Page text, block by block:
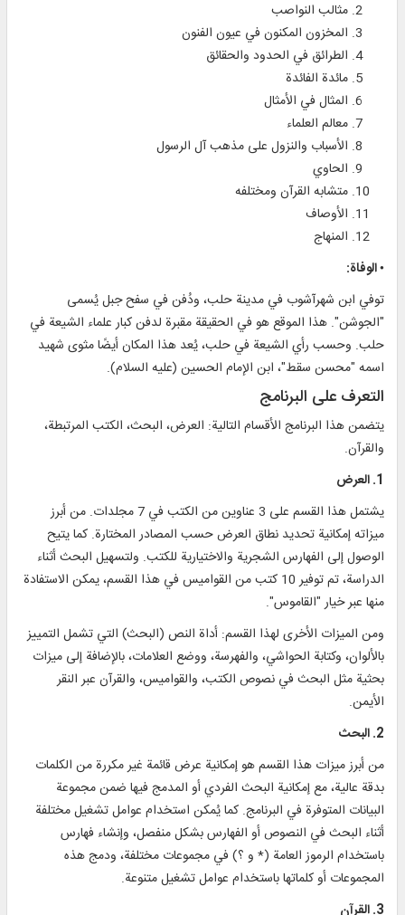
مثالب النواصب
المخزون المكنون في عيون الفنون
الطرائق في الحدود والحقائق
مائدة الفائدة
المثال في الأمثال
معالم العلماء
الأسباب والنزول على مذهب آل الرسول
الحاوي
متشابه القرآن ومختلفه
الأوصاف
المنهاج
• الوفاة:
توفي ابن شهرآشوب في مدينة حلب، ودُفن في سفح جبل يُسمى
"الجوشن". هذا الموقع هو في الحقيقة مقبرة لدفن كبار علماء الشيعة في
حلب. وحسب رأي الشيعة في حلب، يُعد هذا المكان أيضًا مثوى شهيد
اسمه "محسن سقط"، ابن الإمام الحسين (عليه السلام).
التعرف على البرنامج
يتضمن هذا البرنامج الأقسام التالية: العرض، البحث، الكتب المرتبطة،
والقرآن.
1. العرض
يشتمل هذا القسم على 3 عناوين من الكتب في 7 مجلدات. من أبرز
ميزاته إمكانية تحديد نطاق العرض حسب المصادر المختارة. كما يتيح
الوصول إلى الفهارس الشجرية والاختيارية للكتب. ولتسهيل البحث أثناء
الدراسة، تم توفير 10 كتب من القواميس في هذا القسم، يمكن الاستفادة
منها عبر خيار "القاموس".
ومن الميزات الأخرى لهذا القسم: أداة النص (البحث) التي تشمل التمييز
بالألوان، وكتابة الحواشي، والفهرسة، ووضع العلامات، بالإضافة إلى ميزات
بحثية مثل البحث في نصوص الكتب، والقواميس، والقرآن عبر النقر
الأيمن.
2. البحث
من أبرز ميزات هذا القسم هو إمكانية عرض قائمة غير مكررة من الكلمات
بدقة عالية، مع إمكانية البحث الفردي أو المدمج فيها ضمن مجموعة
البيانات المتوفرة في البرنامج. كما يُمكن استخدام عوامل تشغيل مختلفة
أثناء البحث في النصوص أو الفهارس بشكل منفصل، وإنشاء فهارس
باستخدام الرموز العامة (* و ؟) في مجموعات مختلفة، ودمج هذه
المجموعات أو كلماتها باستخدام عوامل تشغيل متنوعة.
3. القرآن